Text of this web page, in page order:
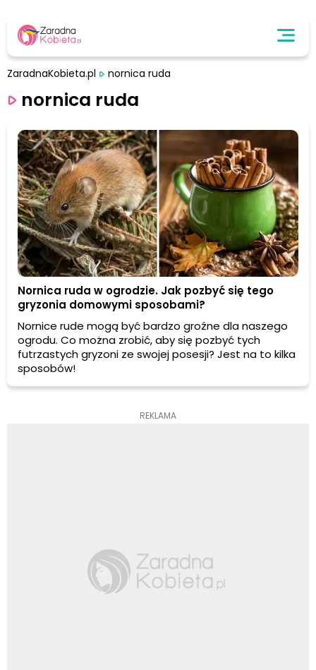
ZaradnaKobieta.pl nornica ruda
nornica ruda
Nornica ruda w ogrodzie. Jak pozbyć się tego
gryzonia domowymi sposobami?
Nornice rude mogą być bardzo groźne dla naszego
ogrodu. Co można zrobić, aby się pozbyć tych
futrzastych gryzoni ze swojej posesji? Jest na to kilka
sposobów!
REKLAMA